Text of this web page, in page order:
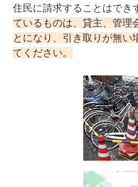
住民に請求することはでき
ているものは、貸主、管理
とになり、引き取りが無い
てください。